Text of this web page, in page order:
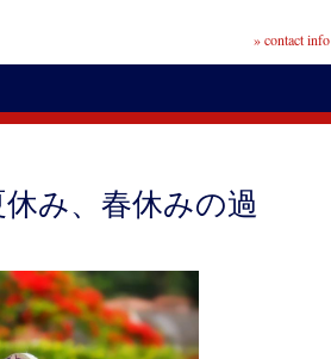
» contact info
み、春休みの過